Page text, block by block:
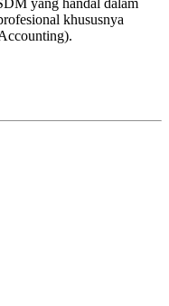
khususnya